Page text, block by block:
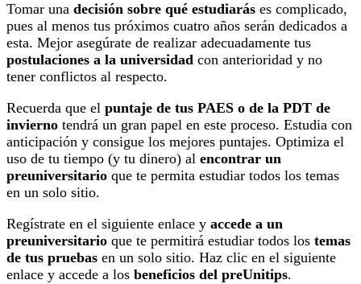
Tomar una decisión sobre qué estudiarás es complicado,
pues al menos tus próximos cuatro años serán dedicados a
esta. Mejor asegúrate de realizar adecuadamente tus
postulaciones a la universidad con anterioridad y no
tener conflictos al respecto.
Recuerda que el puntaje de tus PAES o de la PDT de
invierno tendrá un gran papel en este proceso. Estudia con
anticipación y consigue los mejores puntajes. Optimiza el
uso de tu tiempo (y tu dinero) al encontrar un
preuniversitario que te permita estudiar todos los temas
en un solo sitio.
Regístrate en el siguiente enlace y accede a un
preuniversitario que te permitirá estudiar todos los temas
de tus pruebas en un solo sitio. Haz clic en el siguiente
enlace y accede a los beneficios del preUnitips.